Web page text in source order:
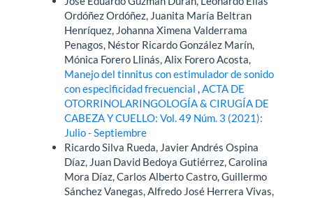
Ordóñez Ordóñez, Juanita María Beltran
Henríquez, Johanna Ximena Valderrama
Penagos, Néstor Ricardo González Marín,
Mónica Forero Llinás, Alix Forero Acosta,
Manejo del tinnitus con estimulador de sonido
con especificidad frecuencial
ACTA DE
OTORRINOLARINGOLOGÍA & CIRUGÍA DE
CABEZA Y CUELLO: Vol. 49 Núm. 3 (2021):
Julio - Septiembre
Ricardo Silva Rueda, Javier Andrés Ospina
Díaz, Juan David Bedoya Gutiérrez, Carolina
Mora Díaz, Carlos Alberto Castro, Guillermo
Sánchez Vanegas, Alfredo José Herrera Vivas,